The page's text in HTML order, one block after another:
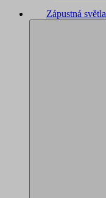
Zápustná světla